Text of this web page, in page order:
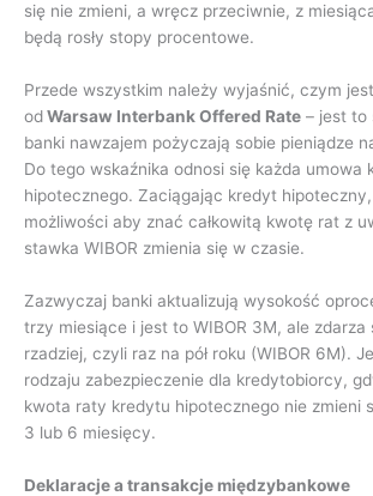
się nie zmieni, a wręcz przeciwnie, z
będą rosły stopy procentowe.
Przede wszystkim należy wyjaśnić, czym jest
odWarsaw Interbank Offered Rate – jest to
banki nawzajem pożyczają sobie pieniądze
Do tego wskaźnika odnosi się każda umowa
hipotecznego. Zaciągając kredyt
możliwości aby znać całkowitą kwotę rat z
stawka WIBOR zmienia się w czasie.
Zazwyczaj banki aktualizują wysokość
trzy miesiące i jest to WIBOR 3M, ale zdarza
rzadziej, czyli raz na pół roku (WIBOR 6M).
rodzaju zabezpieczenie dla kredytobiorcy,
kwota raty kredytu hipotecznego nie zmieni
3 lub 6 miesięcy.
Deklaracje a transakcje międzybankowe